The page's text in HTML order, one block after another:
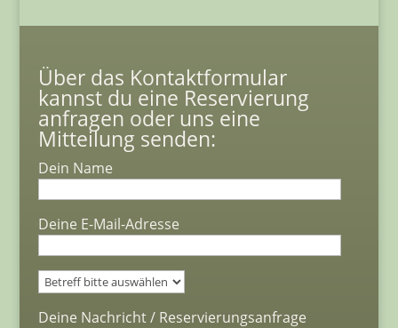
Über das Kontaktformular
kannst du eine Reservierung
anfragen oder uns eine
Mitteilung senden:
Dein Name
Deine E-Mail-Adresse
Deine Nachricht / Reservierungsanfrage